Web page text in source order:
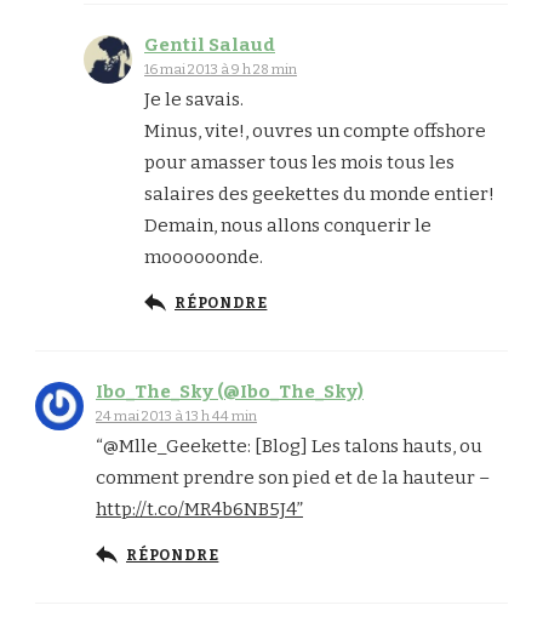
Gentil Salaud
16 mai 2013 à 9 h 28 min
Je le savais.
Minus, vite!, ouvres un compte offshore
pour amasser tous les mois tous les
salaires des geekettes du monde entier!
Demain, nous allons conquerir le
moooooonde.
RÉPONDRE
Ibo_The_Sky (@Ibo_The_Sky)
24 mai 2013 à 13 h 44 min
“@Mlle_Geekette: [Blog] Les talons hauts, ou
comment prendre son pied et de la hauteur –
http://t.co/MR4b6NB5J4”
RÉPONDRE